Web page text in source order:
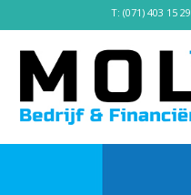
T: (071) 403 15 29